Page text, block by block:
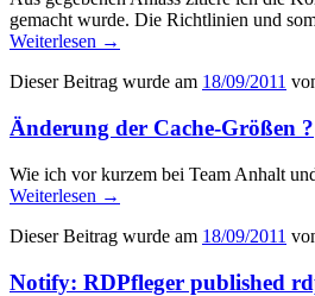
gemacht wurde. Die Richtlinien und
Weiterlesen →
Dieser Beitrag wurde am 18/09/2011
Änderung der Cache-Größen ?
Wie ich vor kurzem bei Team Anhalt
Weiterlesen →
Dieser Beitrag wurde am 18/09/2011
Notify: RDPfleger published